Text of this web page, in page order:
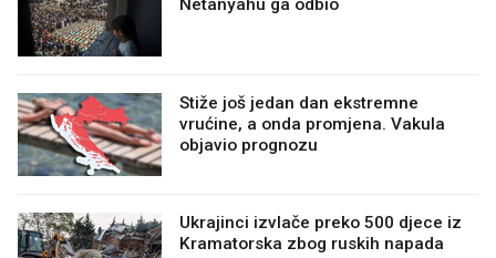
Stiže još jedan dan ekstremne
vrućine, a onda promjena. Vakula
objavio prognozu
Ukrajinci izvlače preko 500 djece iz
Kramatorska zbog ruskih napada